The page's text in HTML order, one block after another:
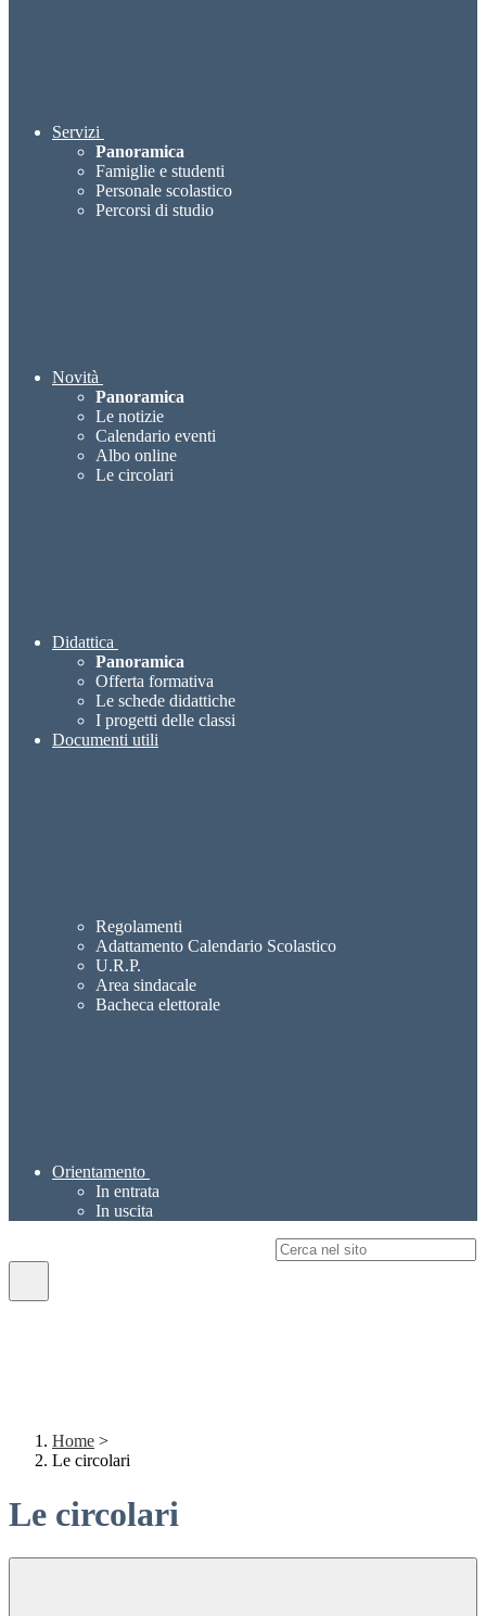
Servizi
Panoramica
Famiglie e studenti
Personale scolastico
Percorsi di studio
Novità
Panoramica
Le notizie
Calendario eventi
Albo online
Le circolari
Didattica
Panoramica
Offerta formativa
Le schede didattiche
I progetti delle classi
Documenti utili
Regolamenti
Adattamento Calendario Scolastico
U.R.P.
Area sindacale
Bacheca elettorale
Orientamento
In entrata
In uscita
Home >
Le circolari
Le circolari